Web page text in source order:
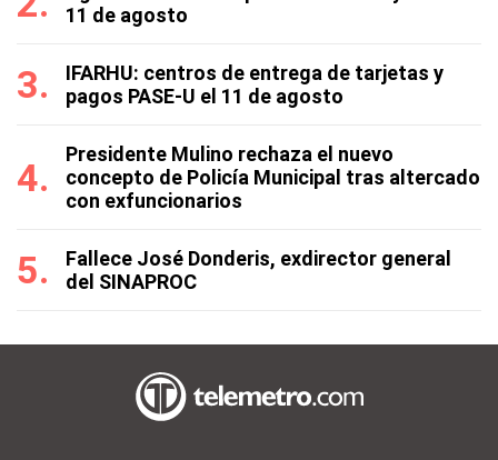
11 de agosto
IFARHU: centros de entrega de tarjetas y
pagos PASE-U el 11 de agosto
Presidente Mulino rechaza el nuevo
concepto de Policía Municipal tras altercado
con exfuncionarios
Fallece José Donderis, exdirector general
del SINAPROC